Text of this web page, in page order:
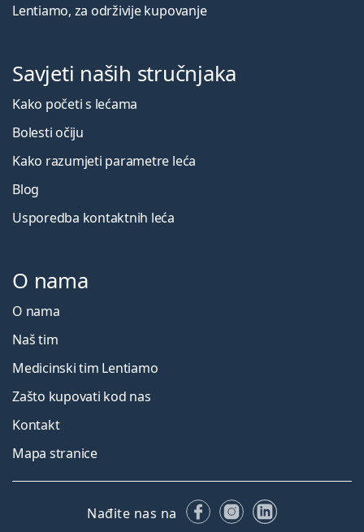
Lentiamo, za održivije kupovanje
Savjeti naših stručnjaka
Kako početi s lećama
Bolesti očiju
Kako razumjeti parametre leća
Blog
Usporedba kontaktnih leća
O nama
O nama
Naš tim
Medicinski tim Lentiamo
Zašto kupovati kod nas
Kontakt
Mapa stranice
Nađite nas na FacebookuInstagramu
LinkedIn